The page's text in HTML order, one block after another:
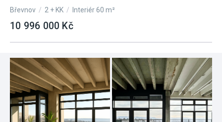
Břevnov / 2 + KK / Interiér 60 m²
10 996 000 Kč